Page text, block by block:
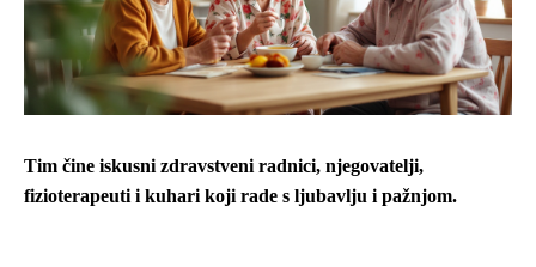
Tim čine iskusni zdravstveni radnici, njegovatelji,
fizioterapeuti i kuhari koji rade s ljubavlju i pažnjom.